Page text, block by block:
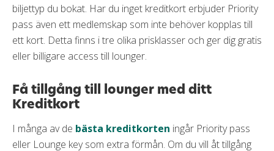
biljettyp du bokat. Har du inget kreditkort erbjuder Priority
pass även ett medlemskap som inte behöver kopplas till
ett kort. Detta finns i tre olika prisklasser och ger dig gratis
eller billigare access till lounger.
Få tillgång till lounger med ditt
Kreditkort
I många av de bästa kreditkorten ingår Priority pass
eller Lounge key som extra förmån. Om du vill åt tillgång